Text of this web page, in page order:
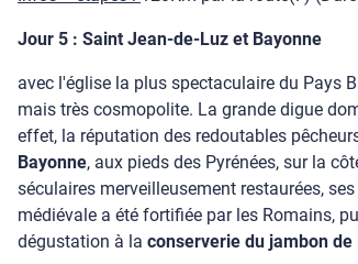
Jour 5 : Saint Jean-de-Luz et Bayonne
avec l'église la plus spectaculaire du Pays
mais très cosmopolite. La grande digue
effet, la réputation des redoutables
Bayonne, aux pieds des Pyrénées, sur la
séculaires merveilleusement restaurées,
médiévale a été fortifiée par les Romains,
dégustation à la conserverie du jambon de